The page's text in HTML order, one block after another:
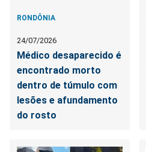
RONDÔNIA
24/07/2026
Médico desaparecido é
encontrado morto
dentro de túmulo com
lesões e afundamento
do rosto